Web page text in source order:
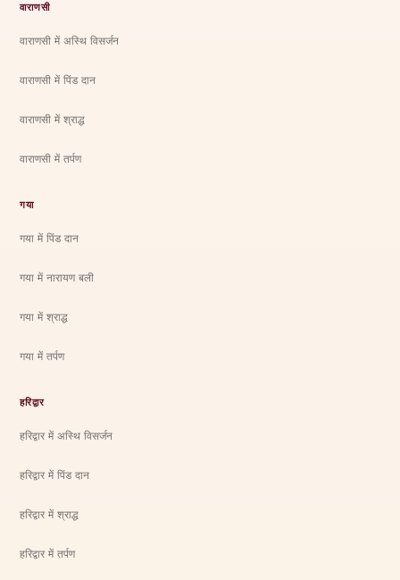
वाराणसी
वाराणसी में अस्थि विसर्जन
वाराणसी में पिंड दान
वाराणसी में श्राद्ध
वाराणसी में तर्पण
गया
गया में पिंड दान
गया में नारायण बली
गया में श्राद्ध
गया में तर्पण
हरिद्वार
हरिद्वार में अस्थि विसर्जन
हरिद्वार में पिंड दान
हरिद्वार में श्राद्ध
हरिद्वार में तर्पण